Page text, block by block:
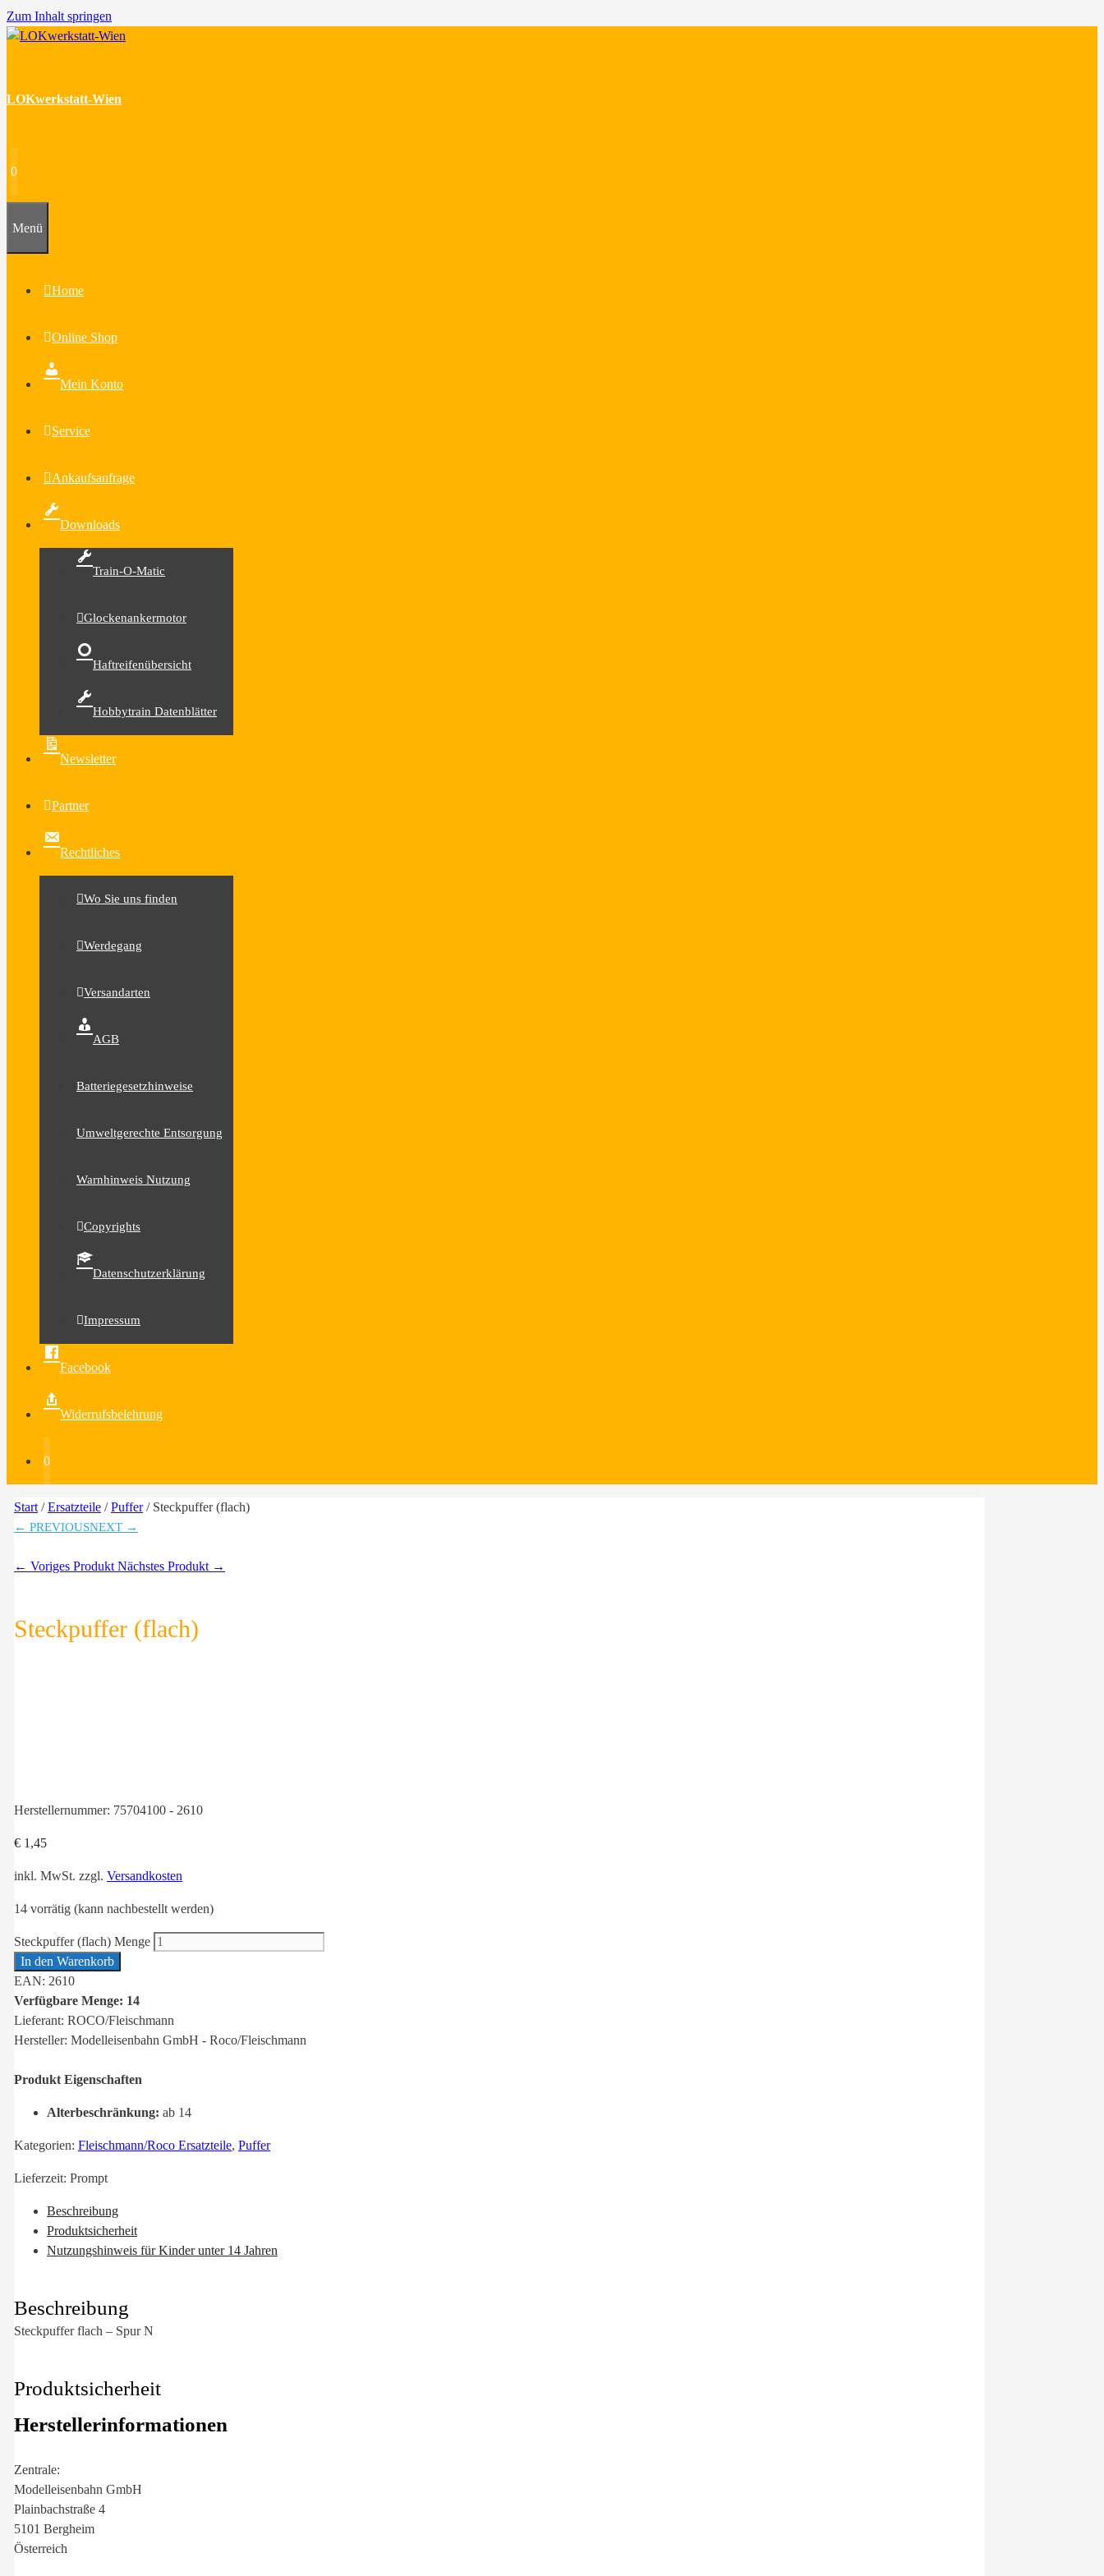
Zum Inhalt springen
LOKwerkstatt-Wien
0
Menü
Home
Online Shop
Mein Konto
Service
Ankaufsanfrage
Downloads
Train-O-Matic
Glockenankermotor
Haftreifenübersicht
Hobbytrain Datenblätter
Newsletter
Partner
Rechtliches
Wo Sie uns finden
Werdegang
Versandarten
AGB
Batteriegesetzhinweise
Umweltgerechte Entsorgung
Warnhinweis Nutzung
Copyrights
Datenschutzerklärung
Impressum
Facebook
Widerrufsbelehrung
0
Start /Ersatzteile /Puffer/ Steckpuffer (flach)
← PREVIOUSNEXT →
← Voriges Produkt Nächstes Produkt →
Steckpuffer (flach)
Herstellernummer: 75704100 - 2610
€ 1,45
inkl. MwSt. zzgl. Versandkosten
14 vorrätig (kann nachbestellt werden)
Steckpuffer (flach) Menge
In den Warenkorb
EAN: 2610
Verfügbare Menge: 14
Lieferant: ROCO/Fleischmann
Hersteller: Modelleisenbahn GmbH - Roco/Fleischmann
Produkt Eigenschaften
Alterbeschränkung: ab 14
Kategorien: Fleischmann/Roco Ersatzteile, Puffer
Lieferzeit: Prompt
Beschreibung
Produktsicherheit
Nutzungshinweis für Kinder unter 14 Jahren
Beschreibung
Steckpuffer flach – Spur N
Produktsicherheit
Herstellerinformationen
Zentrale:
Modelleisenbahn GmbH
Plainbachstraße 4
5101 Bergheim
Österreich